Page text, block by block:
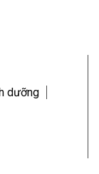
dưỡng